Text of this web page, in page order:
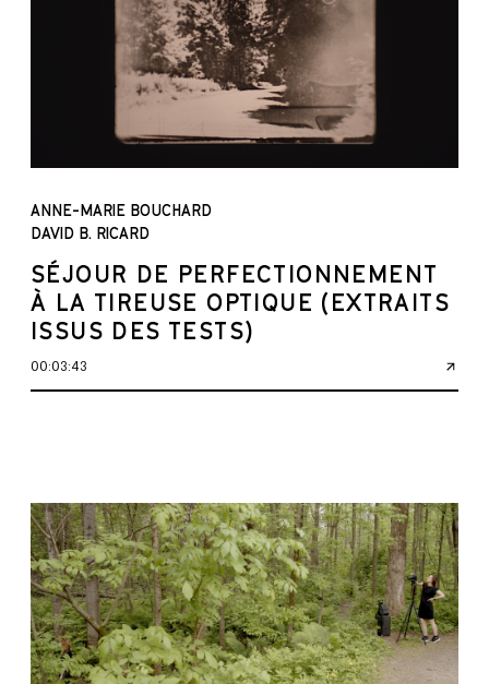
ANNE-MARIE BOUCHARD
DAVID B. RICARD
SÉJOUR DE PERFECTIONNEMENT
À LA TIREUSE OPTIQUE (EXTRAITS
ISSUS DES TESTS)
00:03:43